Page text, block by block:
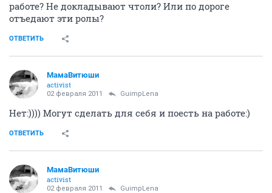
работе? Не докладывают чтоли? Или по дороге
отъедают эти ролы?
ОТВЕТИТЬ
МамаВитюши
activist
02 февраля 2011 GuimpLеna
Нет:)))) Могут сделать для себя и поесть на работе:)
ОТВЕТИТЬ
МамаВитюши
activist
02 февраля 2011 GuimpLеna